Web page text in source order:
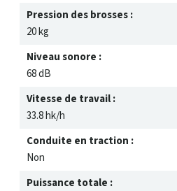
Pression des brosses :
20 kg
Niveau sonore :
68 dB
Vitesse de travail :
33.8 hk/h
Conduite en traction :
Non
Puissance totale :